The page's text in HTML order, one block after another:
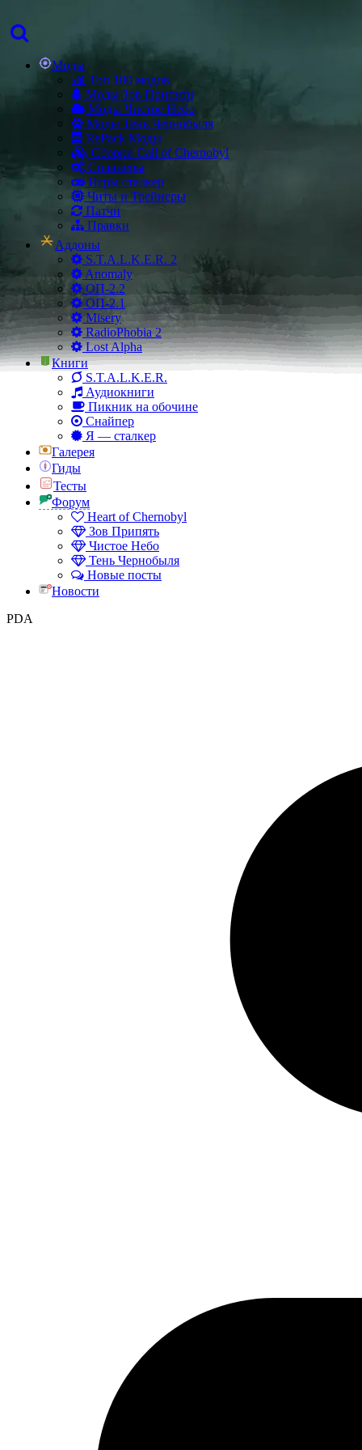
Моды
Топ 100 модов
Моды Зов Припяти
Моды Чистое Небо
Моды Тень Чернобыля
RePack Моды
Сборки Call of Chernobyl
Спавнеры
Игры сталкер
Читы и Трейнеры
Патчи
Правки
Аддоны
S.T.A.L.K.E.R. 2
Anomaly
ОП-2.2
ОП-2.1
Misery
RadioPhobia 2
Lost Alpha
Книги
S.T.A.L.K.E.R.
Аудиокниги
Пикник на обочине
Снайпер
Я — сталкер
Галерея
Гиды
Тесты
Форум
Heart of Chernobyl
Зов Припять
Чистое Небо
Тень Чернобыля
Новые посты
Новости
PDA